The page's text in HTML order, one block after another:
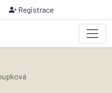
Registrace